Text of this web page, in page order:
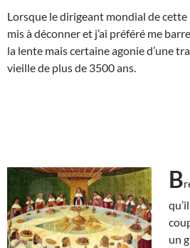
Lorsque le dirigeant mondial de cette
mis à déconner et j’ai préféré me
la lente mais certaine agonie d’une
vieille de plus de 3500 ans.
B
un